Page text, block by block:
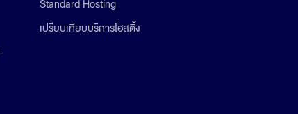
Standard Hosting
เปรียบเทียบบริการโฮสติ้ง